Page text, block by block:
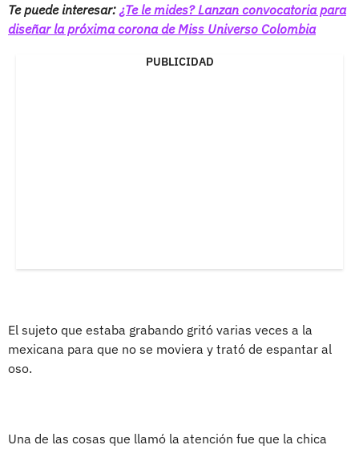
Te puede interesar: ¿Te le mides? Lanzan convocatoria para
diseñar la próxima corona de Miss Universo Colombia
PUBLICIDAD
El sujeto que estaba grabando gritó varias veces a la
mexicana para que no se moviera y trató de espantar al
oso.
Una de las cosas que llamó la atención fue que la chica